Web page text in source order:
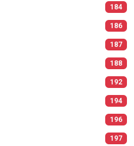
184
186
187
188
192
194
196
197